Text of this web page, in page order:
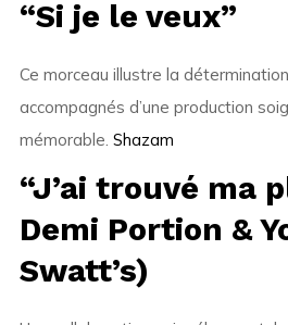
“Si je le veux”
Ce morceau illustre la
accompagnés d’une production
mémorable. Shazam
“J’ai trouvé ma
Demi Portion &
Swatt’s)